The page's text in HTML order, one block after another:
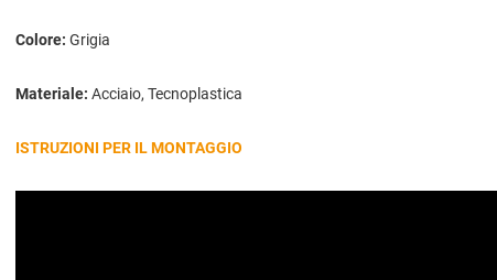
Colore: Grigia
Materiale: Acciaio, Tecnoplastica
ISTRUZIONI PER IL MONTAGGIO